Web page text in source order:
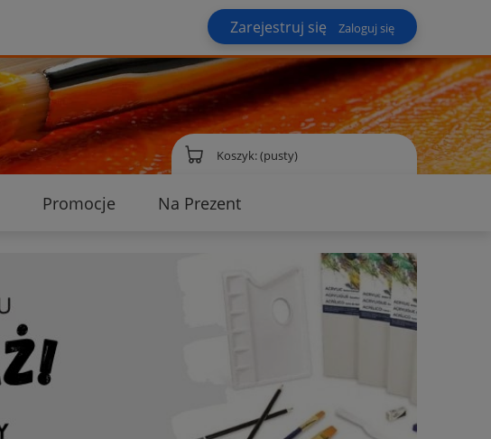
Zarejestruj się Zaloguj się
Koszyk:(pusty)
Promocje
Na Prezent